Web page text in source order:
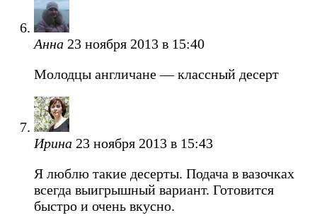
Анна 23 ноября 2013 в 15:40
Молодцы англичане — классный десерт
Ирина 23 ноября 2013 в 15:43
Я люблю такие десерты. Подача в вазочках
всегда выигрышный вариант. Готовится
быстро и очень вкусно.